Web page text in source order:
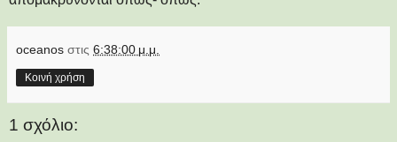
oceanos στις 6:38:00 μ.μ.
Κοινή χρήση
1 σχόλιο: